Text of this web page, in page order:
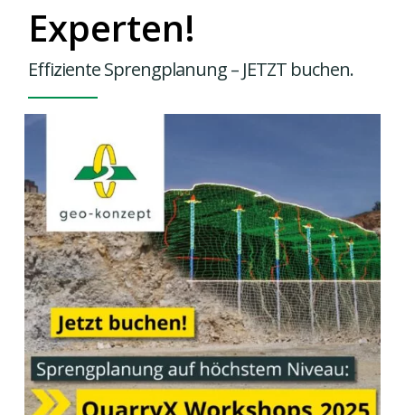
Experten!
Effiziente Sprengplanung – JETZT buchen.